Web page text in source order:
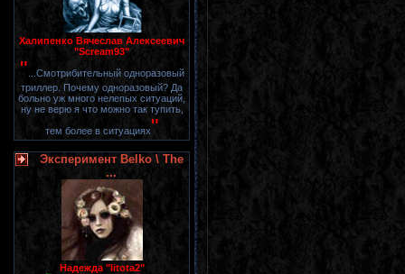
Халипенко Вячеслав Алексеевич
"Scream93"
" ...Смотрибительный одноразовый
триллер. Почему одноразовый? Да
больно уж много нелепых ситуаций,
ну не верю я что можно так тупить,
тем более в ситуациях"
Эксперимент Belko \ The
...
Надежда "litota2"